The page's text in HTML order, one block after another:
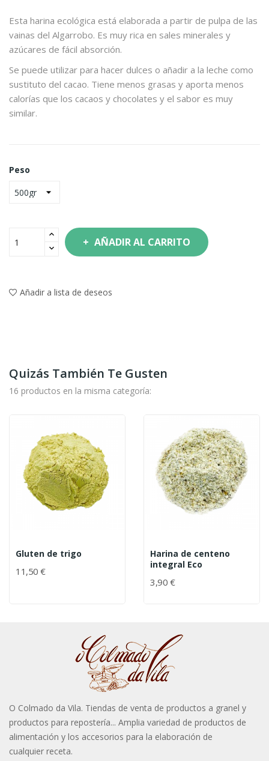
Esta harina ecológica está elaborada a partir de pulpa de las
vainas del Algarrobo. Es muy rica en sales minerales y
azúcares de fácil absorción.
Se puede utilizar para hacer dulces o añadir a la leche como
sustituto del cacao. Tiene menos grasas y aporta menos
calorías que los cacaos y chocolates y el sabor es muy
similar.
Peso
AÑADIR AL CARRITO
Añadir a lista de deseos
Quizás También Te Gusten
16 productos en la misma categoría:
Gluten de trigo
11,50 €
Harina de centeno
integral Eco
3,90 €
O Colmado da Vila. Tiendas de venta de productos a granel y
productos para repostería... Amplia variedad de productos de
alimentación y los accesorios para la elaboración de
cualquier receta.